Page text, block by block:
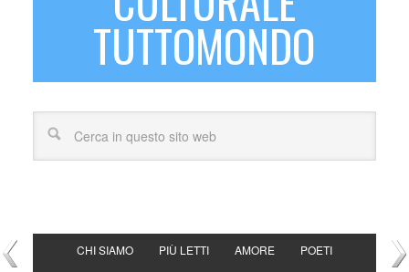
TUTTOMONDO
CHI SIAMO PIÙ LETTI AMORE POETI